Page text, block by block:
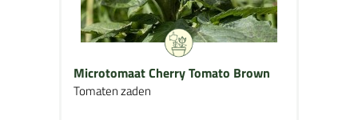
Microtomaat Cherry Tomato Brown
Tomaten zaden